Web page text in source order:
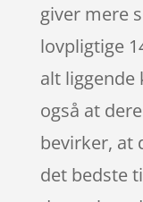
giver mere
lovpligtige
alt liggende
også at
bevirker, at
det bedste